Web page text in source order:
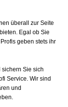
überall zur Seite
Egal ob Sie
geben stets ihr
Sie sich
Service. Wir sind
und